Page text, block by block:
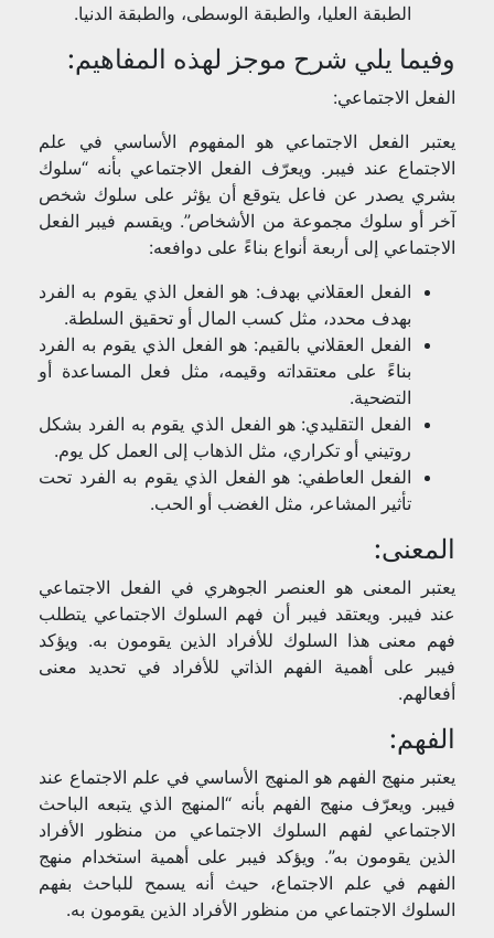
الطبقة العليا، والطبقة الوسطى، والطبقة الدنيا.
وفيما يلي شرح موجز لهذه المفاهيم:
الفعل الاجتماعي:
يعتبر الفعل الاجتماعي هو المفهوم الأساسي في علم
الاجتماع عند فيبر. ويعرّف الفعل الاجتماعي بأنه “سلوك
بشري يصدر عن فاعل يتوقع أن يؤثر على سلوك شخص
آخر أو سلوك مجموعة من الأشخاص”. ويقسم فيبر الفعل
الاجتماعي إلى أربعة أنواع بناءً على دوافعه:
الفعل العقلاني بهدف: هو الفعل الذي يقوم به الفرد
بهدف محدد، مثل كسب المال أو تحقيق السلطة.
الفعل العقلاني بالقيم: هو الفعل الذي يقوم به الفرد
بناءً على معتقداته وقيمه، مثل فعل المساعدة أو
التضحية.
الفعل التقليدي: هو الفعل الذي يقوم به الفرد بشكل
روتيني أو تكراري، مثل الذهاب إلى العمل كل يوم.
الفعل العاطفي: هو الفعل الذي يقوم به الفرد تحت
تأثير المشاعر، مثل الغضب أو الحب.
المعنى:
يعتبر المعنى هو العنصر الجوهري في الفعل الاجتماعي
عند فيبر. ويعتقد فيبر أن فهم السلوك الاجتماعي يتطلب
فهم معنى هذا السلوك للأفراد الذين يقومون به. ويؤكد
فيبر على أهمية الفهم الذاتي للأفراد في تحديد معنى
أفعالهم.
الفهم:
يعتبر منهج الفهم هو المنهج الأساسي في علم الاجتماع عند
فيبر. ويعرّف منهج الفهم بأنه “المنهج الذي يتبعه الباحث
الاجتماعي لفهم السلوك الاجتماعي من منظور الأفراد
الذين يقومون به”. ويؤكد فيبر على أهمية استخدام منهج
الفهم في علم الاجتماع، حيث أنه يسمح للباحث بفهم
السلوك الاجتماعي من منظور الأفراد الذين يقومون به.